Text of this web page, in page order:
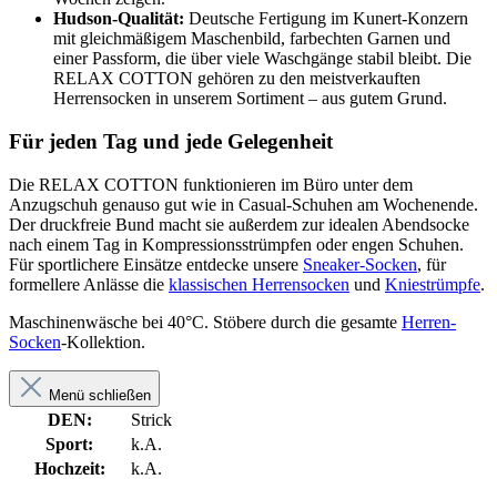
Hudson-Qualität: Deutsche Fertigung im Kunert-Konzern
mit gleichmäßigem Maschenbild, farbechten Garnen und
einer Passform, die über viele Waschgänge stabil bleibt. Die
RELAX COTTON gehören zu den meistverkauften
Herrensocken in unserem Sortiment – aus gutem Grund.
Für jeden Tag und jede Gelegenheit
Die RELAX COTTON funktionieren im Büro unter dem
Anzugschuh genauso gut wie in Casual-Schuhen am Wochenende.
Der druckfreie Bund macht sie außerdem zur idealen Abendsocke
nach einem Tag in Kompressionsstrümpfen oder engen Schuhen.
Für sportlichere Einsätze entdecke unsere Sneaker-Socken, für
formellere Anlässe die klassischen Herrensocken und Kniestrümpfe.
Maschinenwäsche bei 40°C. Stöbere durch die gesamte Herren-
Socken-Kollektion.
Menü schließen
DEN:
Strick
Sport:
k.A.
Hochzeit:
k.A.